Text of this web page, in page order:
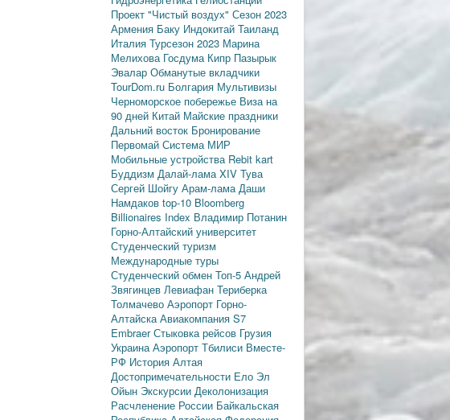
Проект "Чистый воздух" Сезон 2023
Армения Баку Индокитай Таиланд
Италия Турсезон 2023 Марина
Мелихова Госдума Кипр Пазырык
Эвалар Обманутые вкладчики
TourDom.ru Болгария Мультивизы
Черноморское побережье Виза на
90 дней Китай Майские праздники
Дальний восток Бронирование
Первомай Система МИР
Мобильные устройства Rebit kart
Буддизм Далай-лама XIV Тува
Сергей Шойгу Арам-ламаДаши
Намдаков top-10 Bloomberg
Billionaires Index Владимир Потанин
Горно-Алтайский университет
Студенческий туризм
Международные туры
Студенческий обмен Топ-5 Андрей
Звягинцев Левиафан Териберка
Толмачево Аэропорт Горно-
АлтайскаАвиакомпания S7
EmbraerСтыковка рейсов Грузия
УкраинаАэропорт Тбилиси Вместе-
РФ История Алтая
Достопримечательности Ело Эл
Ойын Экскурсии Деколонизация
Расчленение России Байкальская